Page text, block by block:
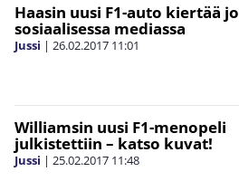
Haasin uusi F1-auto kiertää jo
sosiaalisessa mediassa
Jussi | 26.02.2017 11:01
Williamsin uusi F1-menopeli
julkistettiin – katso kuvat!
Jussi | 25.02.2017 11:48